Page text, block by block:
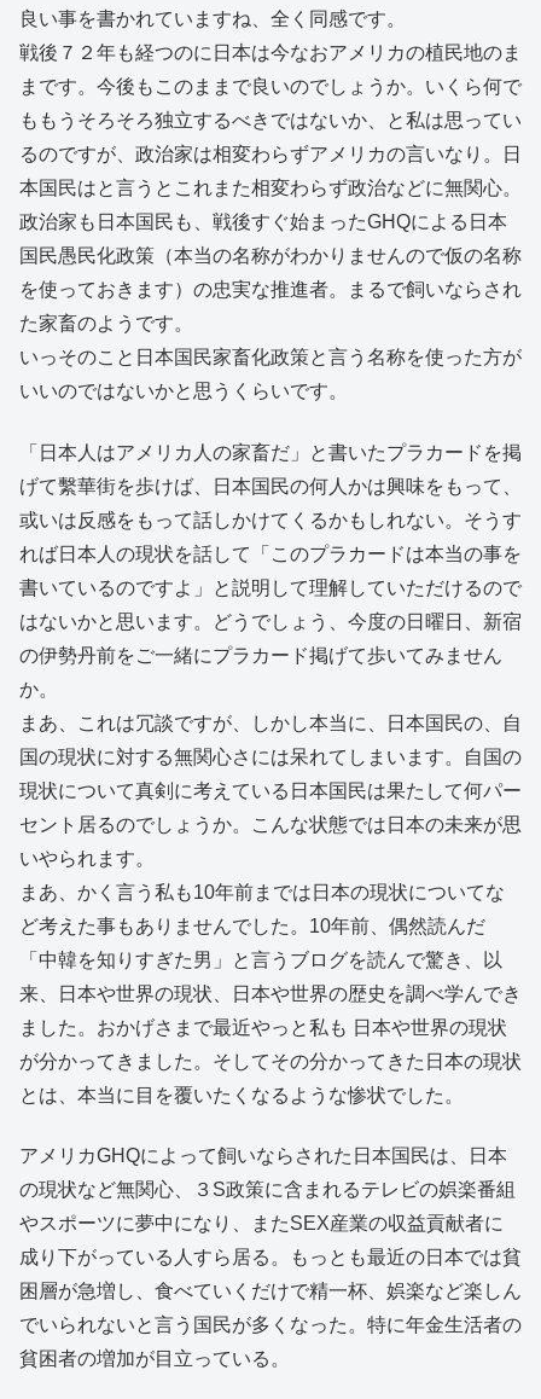
良い事を書かれていますね、全く同感です。
戦後７２年も経つのに日本は今なおアメリカの植民地のま
まです。今後もこのままで良いのでしょうか。いくら何で
ももうそろそろ独立するべきではないか、と私は思ってい
るのですが、政治家は相変わらずアメリカの言いなり。日
本国民はと言うとこれまた相変わらず政治などに無関心。
政治家も日本国民も、戦後すぐ始まったGHQによる日本
国民愚民化政策（本当の名称がわかりませんので仮の名称
を使っておきます）の忠実な推進者。まるで飼いならされ
た家畜のようです。
いっそのこと日本国民家畜化政策と言う名称を使った方が
いいのではないかと思うくらいです。
「日本人はアメリカ人の家畜だ」と書いたプラカードを掲
げて繫華街を歩けば、日本国民の何人かは興味をもって、
或いは反感をもって話しかけてくるかもしれない。そうす
れば日本人の現状を話して「このプラカードは本当の事を
書いているのですよ」と説明して理解していただけるので
はないかと思います。どうでしょう、今度の日曜日、新宿
の伊勢丹前をご一緒にプラカード掲げて歩いてみません
か。
まあ、これは冗談ですが、しかし本当に、日本国民の、自
国の現状に対する無関心さには呆れてしまいます。自国の
現状について真剣に考えている日本国民は果たして何パー
セント居るのでしょうか。こんな状態では日本の未来が思
いやられます。
まあ、かく言う私も10年前までは日本の現状についてな
ど考えた事もありませんでした。10年前、偶然読んだ
「中韓を知りすぎた男」と言うブログを読んで驚き、以
来、日本や世界の現状、日本や世界の歴史を調べ学んでき
ました。おかげさまで最近やっと私も 日本や世界の現状
が分かってきました。そしてその分かってきた日本の現状
とは、本当に目を覆いたくなるような惨状でした。
アメリカGHQによって飼いならされた日本国民は、日本
の現状など無関心、３S政策に含まれるテレビの娯楽番組
やスポーツに夢中になり、またSEX産業の収益貢献者に
成り下がっている人すら居る。もっとも最近の日本では貧
困層が急増し、食べていくだけで精一杯、娯楽など楽しん
でいられないと言う国民が多くなった。特に年金生活者の
貧困者の増加が目立っている。